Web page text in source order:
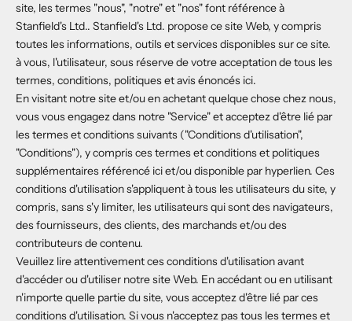
site, les termes "nous", "notre" et "nos" font référence à
Stanfield's Ltd.. Stanfield's Ltd. propose ce site Web, y compris
toutes les informations, outils et services disponibles sur ce site.
à vous, l'utilisateur, sous réserve de votre acceptation de tous les
termes, conditions, politiques et avis énoncés ici.
En visitant notre site et/ou en achetant quelque chose chez nous,
vous vous engagez dans notre "Service" et acceptez d'être lié par
les termes et conditions suivants ("Conditions d'utilisation",
"Conditions"), y compris ces termes et conditions et politiques
supplémentaires référencé ici et/ou disponible par hyperlien. Ces
conditions d'utilisation s'appliquent à tous les utilisateurs du site, y
compris, sans s'y limiter, les utilisateurs qui sont des navigateurs,
des fournisseurs, des clients, des marchands et/ou des
contributeurs de contenu.
Veuillez lire attentivement ces conditions d'utilisation avant
d'accéder ou d'utiliser notre site Web. En accédant ou en utilisant
n'importe quelle partie du site, vous acceptez d'être lié par ces
conditions d'utilisation. Si vous n'acceptez pas tous les termes et